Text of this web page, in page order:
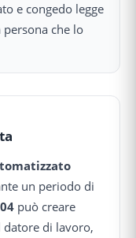
e congedo legge
che lo
un periodo di
può creare
di lavoro,